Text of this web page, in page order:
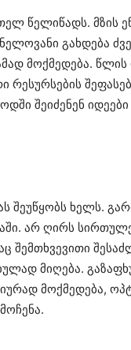
წელიწადს.
გახდება
მოქმედება. წლის
რესურსების
შეიძენენ
შეუწყობს ხელს.
არ ღირს
შემთხვევითი
მიღება.
მოქმედება,